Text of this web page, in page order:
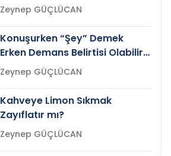
Gelir mi?Zeynep GÜÇLÜCAN
Konuşurken “Şey” Demek
Erken Demans Belirtisi Olabilir
mi?
Zeynep GÜÇLÜCAN
Kahveye Limon Sıkmak
Zayıflatır mı?
Zeynep GÜÇLÜCAN